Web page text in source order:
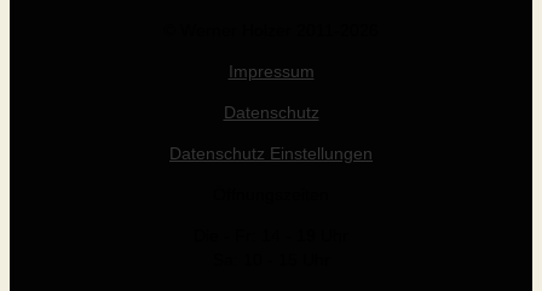
Impressum
Datenschutz
Datenschutz Einstellungen